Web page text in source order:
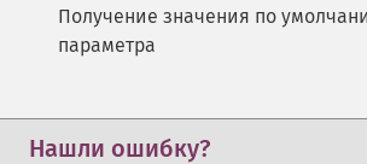
Получение значения по
параметра
Нашли ошибку?